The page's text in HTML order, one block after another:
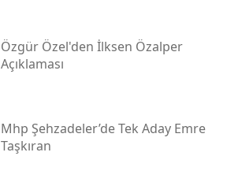
Özgür Özel'den İlksen Özalper
Açıklaması
Mhp Şehzadeler’de Tek Aday Emre
Taşkıran